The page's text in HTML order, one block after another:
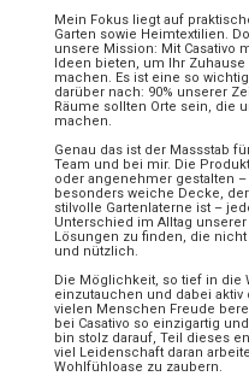
Mein Fokus liegt auf
Garten sowie Heimtextilien.
unsere Mission: Mit Casativo
Ideen bieten, um Ihr
machen. Es ist eine so
darüber nach: 90% unserer
Räume sollten Orte sein, die
machen.
Genau das ist der Massstab
Team und bei mir. Die
oder angenehmer gestalten
besonders weiche Decke,
stilvolle Gartenlaterne ist –
Unterschied im Alltag
Lösungen zu finden, die
und nützlich.
Die Möglichkeit, so tief in die
einzutauchen und dabei aktiv
vielen Menschen Freude
bei Casativo so einzigartig
bin stolz darauf, Teil dieses
viel Leidenschaft daran
Wohlfühloase zu zaubern.